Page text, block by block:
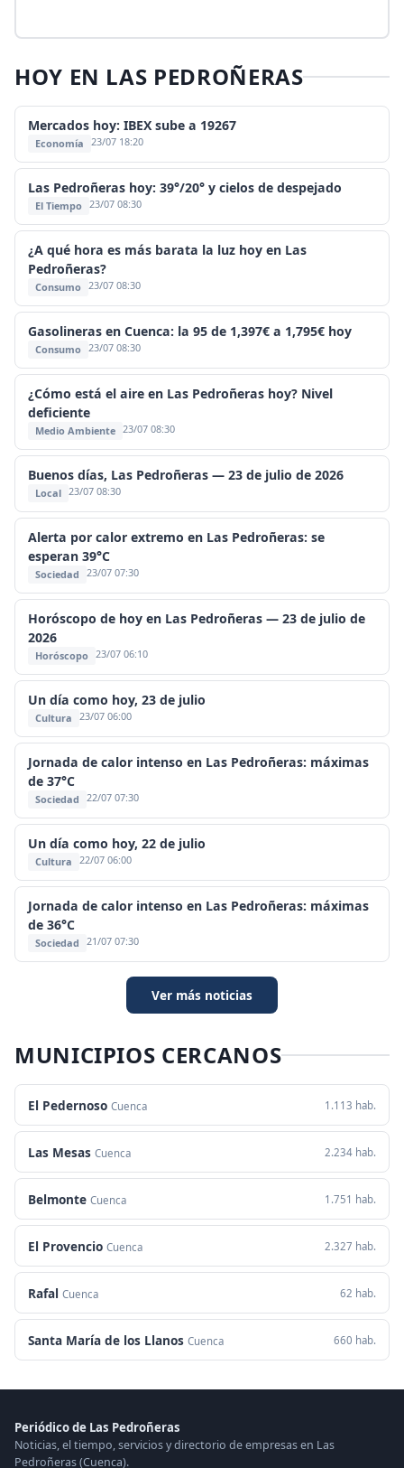
HOY EN LAS PEDROÑERAS
Mercados hoy: IBEX sube a 19267
Economía 23/07 18:20
Las Pedroñeras hoy: 39°/20° y cielos de despejado
El Tiempo 23/07 08:30
¿A qué hora es más barata la luz hoy en Las
Pedroñeras?
Consumo 23/07 08:30
Gasolineras en Cuenca: la 95 de 1,397€ a 1,795€ hoy
Consumo 23/07 08:30
¿Cómo está el aire en Las Pedroñeras hoy? Nivel
deficiente
Medio Ambiente 23/07 08:30
Buenos días, Las Pedroñeras — 23 de julio de 2026
Local 23/07 08:30
Alerta por calor extremo en Las Pedroñeras: se
esperan 39°C
Sociedad 23/07 07:30
Horóscopo de hoy en Las Pedroñeras — 23 de julio de
2026
Horóscopo 23/07 06:10
Un día como hoy, 23 de julio
Cultura 23/07 06:00
Jornada de calor intenso en Las Pedroñeras: máximas
de 37°C
Sociedad 22/07 07:30
Un día como hoy, 22 de julio
Cultura 22/07 06:00
Jornada de calor intenso en Las Pedroñeras: máximas
de 36°C
Sociedad 21/07 07:30
Ver más noticias
MUNICIPIOS CERCANOS
El Pedernoso Cuenca 1.113 hab.
Las Mesas Cuenca 2.234 hab.
Belmonte Cuenca 1.751 hab.
El Provencio Cuenca 2.327 hab.
Rafal Cuenca 62 hab.
Santa María de los Llanos Cuenca 660 hab.
Periódico de Las Pedroñeras
Noticias, el tiempo, servicios y directorio de empresas en Las
Pedroñeras (Cuenca).